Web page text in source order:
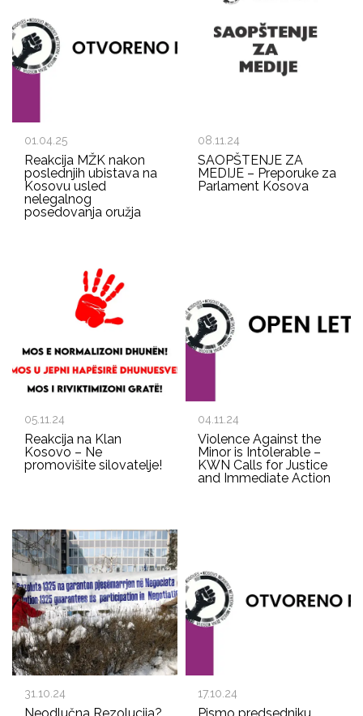
01.04.25
Reakcija MŽK nakon
poslednjih ubistava na
Kosovu usled
nelegalnog
posedovanja oružja
08.11.24
SAOPŠTENJE ZA
MEDIJE – Preporuke za
Parlament Kosova
05.11.24
Reakcija na Klan
Kosovo – Ne
promovišite silovatelje!
04.11.24
Violence Against the
Minor is Intolerable –
KWN Calls for Justice
and Immediate Action
31.10.24 17.10.24